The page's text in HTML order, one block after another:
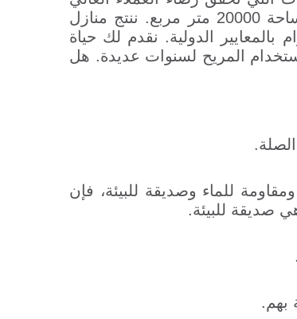
الجاهزة نستخدم التكنولوجيا المبتكرة في منشآتنا الإنتاجية المتقدمة بمساحة 20000 متر مربع. ننتج منازل
الدولية. نقدم لك حياة
المريح لسنوات عديدة. هل
.
للماء وصديقة للبيئة، فإن
صديقة للبيئة.
بهم.